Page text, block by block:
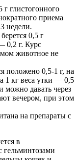
глистогонного
приема
недели.
0,5 г
0,2 г. Курс
животное не
положено 0,5-1 г, на
1 кг веса утки — 0,5
можно давать через
вечером, при этом
на препараты с
в
гельминтозами